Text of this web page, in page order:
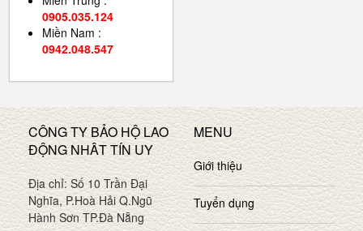
0905.035.124
Miền Nam :
0942.048.547
CÔNG TY BẢO HỘ LAO
ĐỘNG NHÂT TÍN UY
Địa chỉ: Số 10 Trần Đại
Nghĩa, P.Hoà Hải Q.Ngũ
Hành Sơn TP.Đà Nẵng
MENU
Giới thiệu
Tuyển dụng